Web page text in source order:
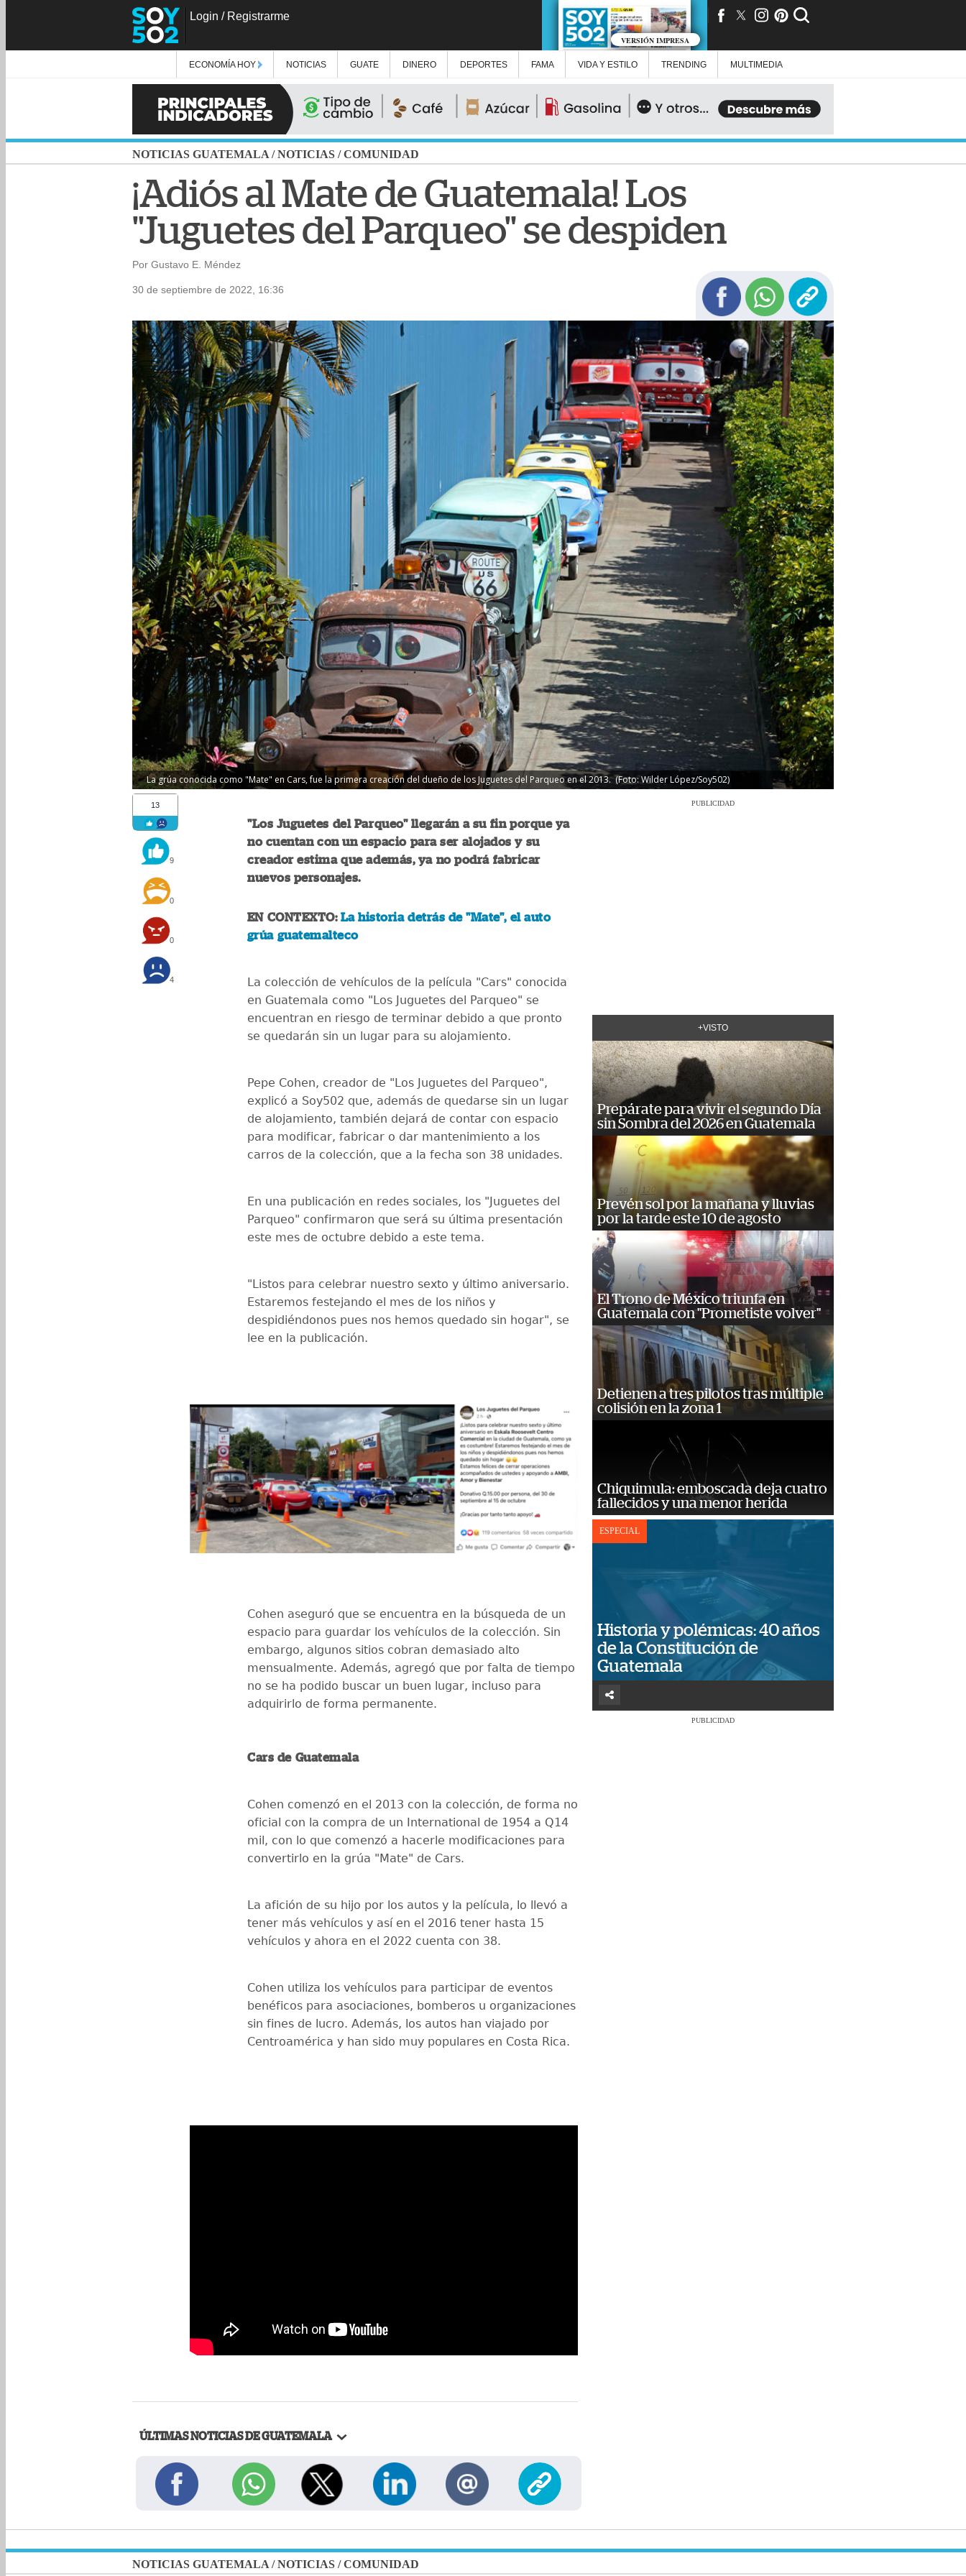
Login / Registrarme
VERSIÓN IMPRESA
ECONOMÍA HOY NOTICIAS GUATE DINERO DEPORTES FAMA VIDA Y ESTILO TRENDING MULTIMEDIA
NOTICIAS GUATEMALA /NOTICIAS /COMUNIDAD
¡Adiós al Mate de Guatemala! Los
"Juguetes del Parqueo" se despiden
Por Gustavo E. Méndez
30 de septiembre de 2022, 16:36
La grúa conocida como "Mate" en Cars, fue la primera creación del dueño de los Juguetes del Parqueo en el 2013. (Foto: Wilder López/Soy502)
13
9
0
0
4
"Los Juguetes del Parqueo" llegarán a su fin porque ya
no cuentan con un espacio para ser alojados y su
creador estima que además, ya no podrá fabricar
nuevos personajes.
EN CONTEXTO: La historia detrás de "Mate", el auto
grúa guatemalteco
La colección de vehículos de la película "Cars" conocida
en Guatemala como "Los Juguetes del Parqueo" se
encuentran en riesgo de terminar debido a que pronto
se quedarán sin un lugar para su alojamiento.
Pepe Cohen, creador de "Los Juguetes del Parqueo",
explicó a Soy502 que, además de quedarse sin un lugar
de alojamiento, también dejará de contar con espacio
para modificar, fabricar o dar mantenimiento a los
carros de la colección, que a la fecha son 38 unidades.
En una publicación en redes sociales, los "Juguetes del
Parqueo" confirmaron que será su última presentación
este mes de octubre debido a este tema.
"Listos para celebrar nuestro sexto y último aniversario.
Estaremos festejando el mes de los niños y
despidiéndonos pues nos hemos quedado sin hogar", se
lee en la publicación.
Cohen aseguró que se encuentra en la búsqueda de un
espacio para guardar los vehículos de la colección. Sin
embargo, algunos sitios cobran demasiado alto
mensualmente. Además, agregó que por falta de tiempo
no se ha podido buscar un buen lugar, incluso para
adquirirlo de forma permanente.
Cars de Guatemala
Cohen comenzó en el 2013 con la colección, de forma no
oficial con la compra de un International de 1954 a Q14
mil, con lo que comenzó a hacerle modificaciones para
convertirlo en la grúa "Mate" de Cars.
La afición de su hijo por los autos y la película, lo llevó a
tener más vehículos y así en el 2016 tener hasta 15
vehículos y ahora en el 2022 cuenta con 38.
Cohen utiliza los vehículos para participar de eventos
benéficos para asociaciones, bomberos u organizaciones
sin fines de lucro. Además, los autos han viajado por
Centroamérica y han sido muy populares en Costa Rica.
ÚLTIMAS NOTICIAS DE GUATEMALA
PUBLICIDAD
+VISTO
Prepárate para vivir el segundo Día
sin Sombra del 2026 en Guatemala
Prevén sol por la mañana y lluvias
por la tarde este 10 de agosto
El Trono de México triunfa en
Guatemala con "Prometiste volver"
Detienen a tres pilotos tras múltiple
colisión en la zona 1
Chiquimula: emboscada deja cuatro
fallecidos y una menor herida
ESPECIAL
Historia y polémicas: 40 años
de la Constitución de
Guatemala
PUBLICIDAD
NOTICIAS GUATEMALA /NOTICIAS /COMUNIDAD